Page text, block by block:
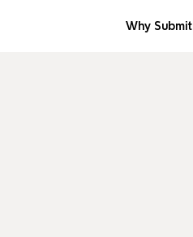
Why Submit